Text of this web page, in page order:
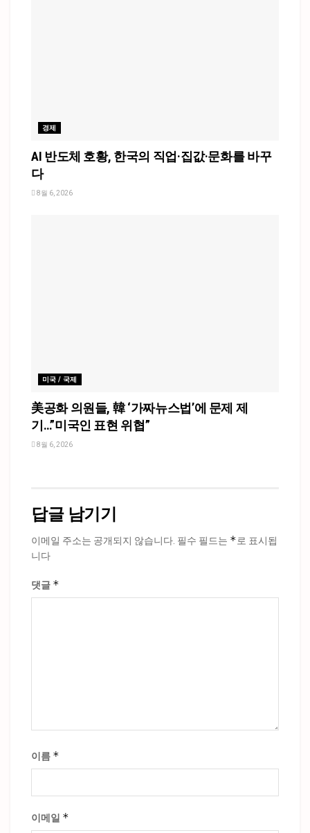
경제
AI 반도체 호황, 한국의 직업·집값·문화를 바꾸
다
8월 6, 2026
미국 / 국제
美공화 의원들, 韓 ‘가짜뉴스법’에 문제 제
기…”미국인 표현 위협”
8월 6, 2026
답글 남기기
이메일 주소는 공개되지 않습니다. 필수 필드는 *로 표시됩
니다
댓글 *
이름 *
이메일 *